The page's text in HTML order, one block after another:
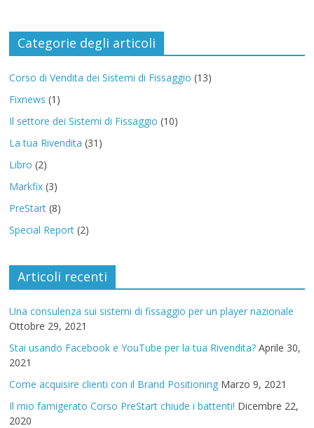
Categorie degli articoli
Corso di Vendita dei Sistemi di Fissaggio (13)
Fixnews (1)
Il settore dei Sistemi di Fissaggio (10)
La tua Rivendita (31)
Libro (2)
Markfix (3)
PreStart (8)
Special Report (2)
Articoli recenti
Una consulenza sui sistemi di fissaggio per un player nazionale
Ottobre 29, 2021
Stai usando Facebook e YouTube per la tua Rivendita? Aprile 30,
2021
Come acquisire clienti con il Brand Positioning Marzo 9, 2021
Il mio famigerato Corso PreStart chiude i battenti! Dicembre 22,
2020